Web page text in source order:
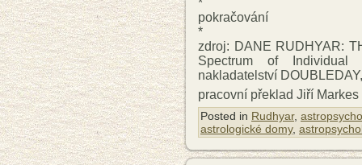
pokračování
*
zdroj: DANE RUDHYAR:
Spectrum of
nakladatelství
pracovní překlad Jiří Markes
Posted in Rudhyar,
astrologické domy,